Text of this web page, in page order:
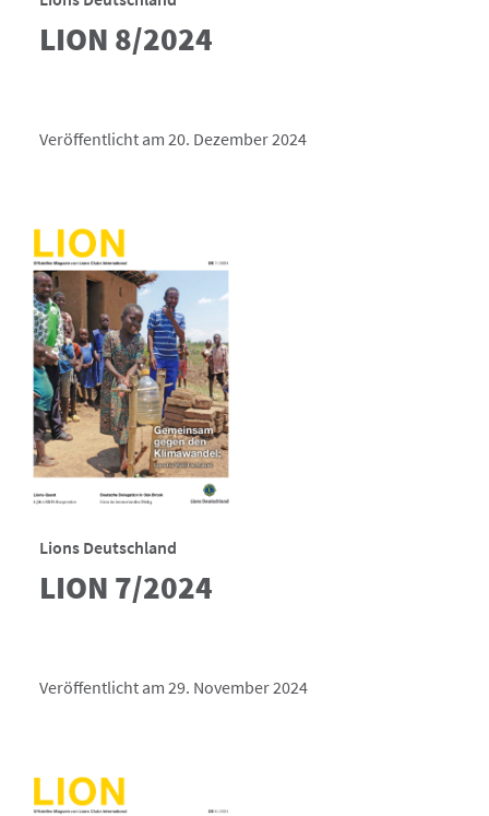
LION 8/2024
Veröffentlicht am 20. Dezember 2024
Lions Deutschland
LION 7/2024
Veröffentlicht am 29. November 2024